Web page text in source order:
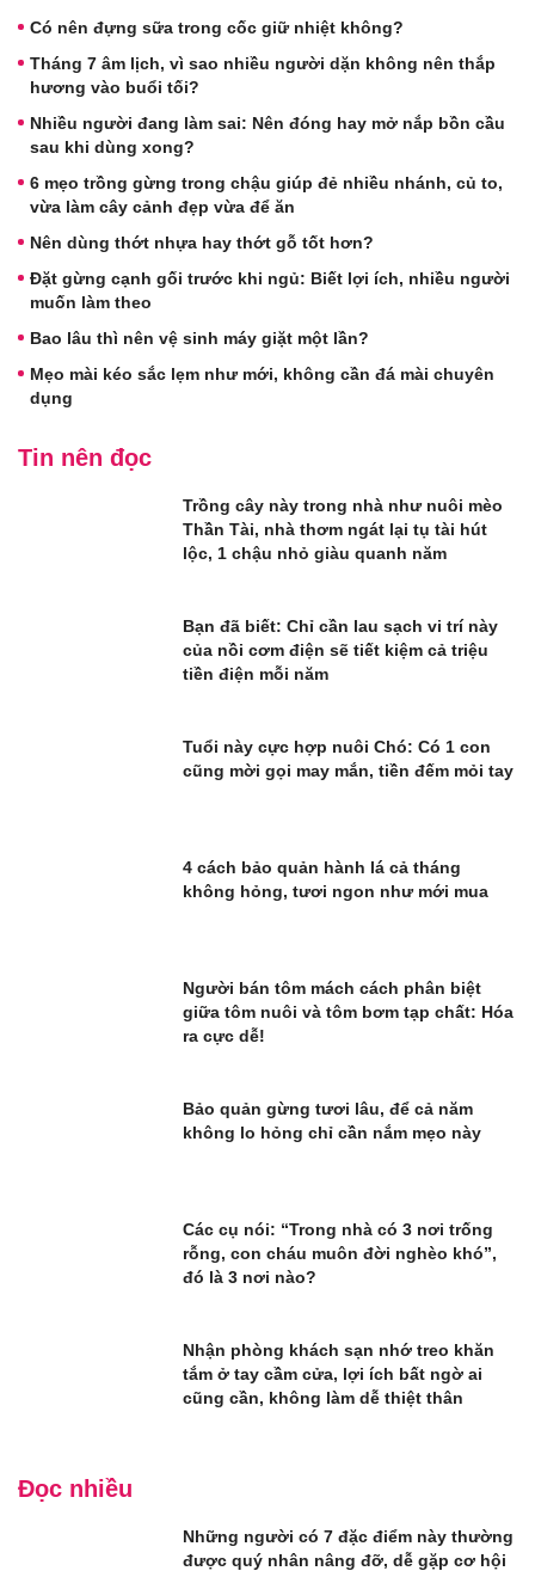
Có nên đựng sữa trong cốc giữ nhiệt không?
Tháng 7 âm lịch, vì sao nhiều người dặn không nên thắp
hương vào buổi tối?
Nhiều người đang làm sai: Nên đóng hay mở nắp bồn cầu
sau khi dùng xong?
6 mẹo trồng gừng trong chậu giúp đẻ nhiều nhánh, củ to,
vừa làm cây cảnh đẹp vừa để ăn
Nên dùng thớt nhựa hay thớt gỗ tốt hơn?
Đặt gừng cạnh gối trước khi ngủ: Biết lợi ích, nhiều người
muốn làm theo
Bao lâu thì nên vệ sinh máy giặt một lần?
Mẹo mài kéo sắc lẹm như mới, không cần đá mài chuyên
dụng
Tin nên đọc
Trồng cây này trong nhà như nuôi mèo
Thần Tài, nhà thơm ngát lại tụ tài hút
lộc, 1 chậu nhỏ giàu quanh năm
Bạn đã biết: Chỉ cần lau sạch vi trí này
của nồi cơm điện sẽ tiết kiệm cả triệu
tiền điện mỗi năm
Tuổi này cực hợp nuôi Chó: Có 1 con
cũng mời gọi may mắn, tiền đếm mỏi tay
4 cách bảo quản hành lá cả tháng
không hỏng, tươi ngon như mới mua
Người bán tôm mách cách phân biệt
giữa tôm nuôi và tôm bơm tạp chất: Hóa
ra cực dễ!
Bảo quản gừng tươi lâu, để cả năm
không lo hỏng chỉ cần nắm mẹo này
Các cụ nói: “Trong nhà có 3 nơi trống
rỗng, con cháu muôn đời nghèo khó”,
đó là 3 nơi nào?
Nhận phòng khách sạn nhớ treo khăn
tắm ở tay cầm cửa, lợi ích bất ngờ ai
cũng cần, không làm dễ thiệt thân
Đọc nhiều
Những người có 7 đặc điểm này thường
được quý nhân nâng đỡ, dễ gặp cơ hội